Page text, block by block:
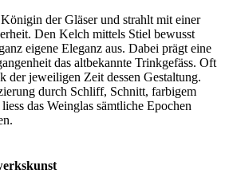
der Gläser und strahlt mit einer
Den Kelch mittels Stiel bewusst
eigene Eleganz aus. Dabei prägt eine
das altbekannte Trinkgefäss. Oft
der jeweiligen Zeit dessen Gestaltung.
durch Schliff, Schnitt, farbigem
das Weinglas sämtliche Epochen